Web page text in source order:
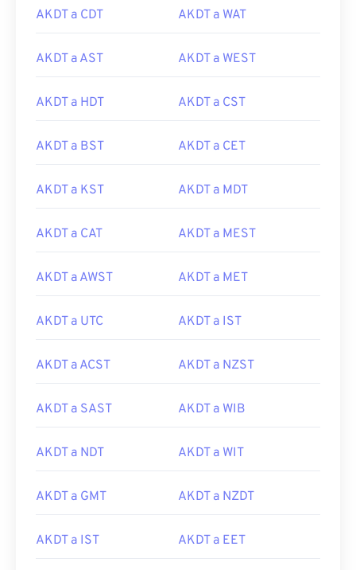
AKDT a CDT AKDT a WAT
AKDT a AST AKDT a WEST
AKDT a HDT AKDT a CST
AKDT a BST AKDT a CET
AKDT a KST AKDT a MDT
AKDT a CAT AKDT a MEST
AKDT a AWST AKDT a MET
AKDT a UTC AKDT a IST
AKDT a ACST AKDT a NZST
AKDT a SAST AKDT a WIB
AKDT a NDT AKDT a WIT
AKDT a GMT AKDT a NZDT
AKDT a IST AKDT a EET